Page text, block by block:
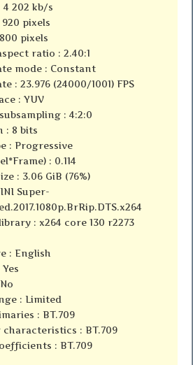
202 kb/s
pixels
pixels
ratio : 2.40:1
mode : Constant
: 23.976 (24000/1001) FPS
: YUV
: 4:2:0
: 8 bits
: Progressive
: 0.114
: 3.06 GiB (76%)
Super-
: x264 core 130 r2273
: English
: Limited
: BT.709
: BT.709
: BT.709